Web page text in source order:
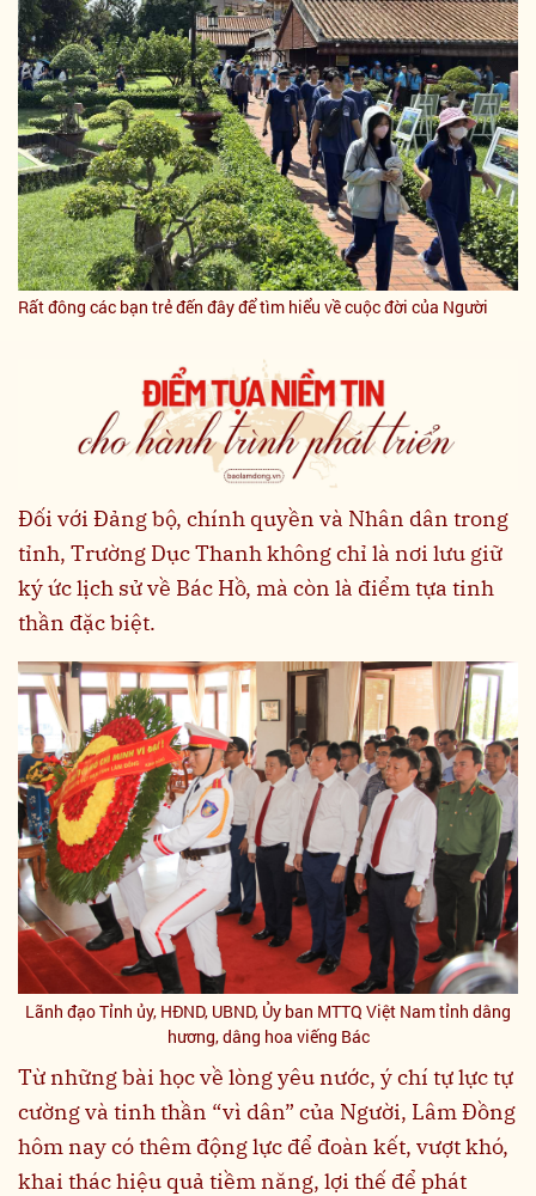
Rất đông các bạn trẻ đến đây để tìm hiểu về cuộc đời của Người
Đối với Đảng bộ, chính quyền và Nhân dân trong
tỉnh, Trường Dục Thanh không chỉ là nơi lưu giữ
ký ức lịch sử về Bác Hồ, mà còn là điểm tựa tinh
thần đặc biệt.
Lãnh đạo Tỉnh ủy, HĐND, UBND, Ủy ban MTTQ Việt Nam tỉnh dâng
hương, dâng hoa viếng Bác
Từ những bài học về lòng yêu nước, ý chí tự lực tự
cường và tinh thần “vì dân” của Người, Lâm Đồng
hôm nay có thêm động lực để đoàn kết, vượt khó,
khai thác hiệu quả tiềm năng, lợi thế để phát